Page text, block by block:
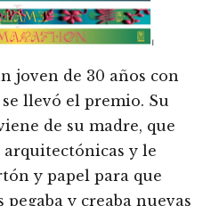
joven de 30 años con
llevó el premio. Su
de su madre, que
y le
y papel para que
y creaba nuevas